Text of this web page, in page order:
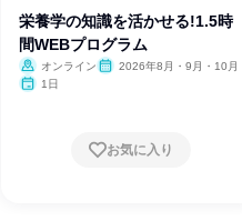
栄養学の知識を活かせる!1.5時
間WEBプログラム
オンライン
2026年8月・9月・10月
1日
お気に入り